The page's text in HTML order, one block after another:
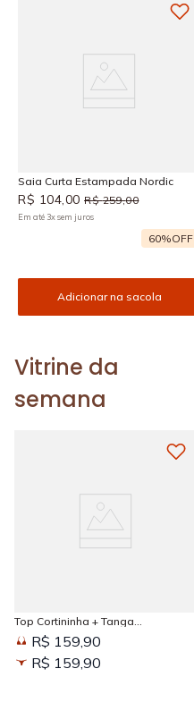
Saia Curta Estampada Nordic
R$ 104,00 R$ 259,00
Em até 3xsem juros
60%OFF
Adicionar na sacola
Vitrine da
semana
Top Cortininha + Tanga
Amarradinha Estampada Sun
KissedR$ 159,90
R$ 159,90